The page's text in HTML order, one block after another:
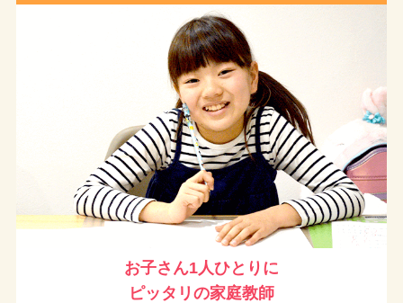
お子さん1人ひとりに
ピッタリの家庭教師